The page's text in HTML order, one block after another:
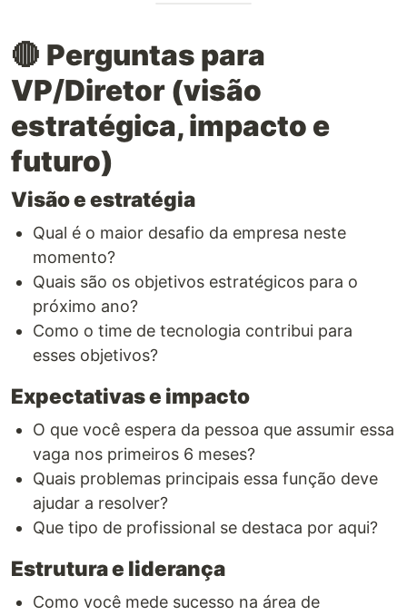
🔴 Perguntas para
VP/Diretor (visão
estratégica, impacto e
futuro)
Visão e estratégia
Qual é o maior desafio da empresa neste
momento?
Quais são os objetivos estratégicos para o
próximo ano?
Como o time de tecnologia contribui para
esses objetivos?
Expectativas e impacto
O que você espera da pessoa que assumir essa
vaga nos primeiros 6 meses?
Quais problemas principais essa função deve
ajudar a resolver?
Que tipo de profissional se destaca por aqui?
Estrutura e liderança
Como você mede sucesso na área de